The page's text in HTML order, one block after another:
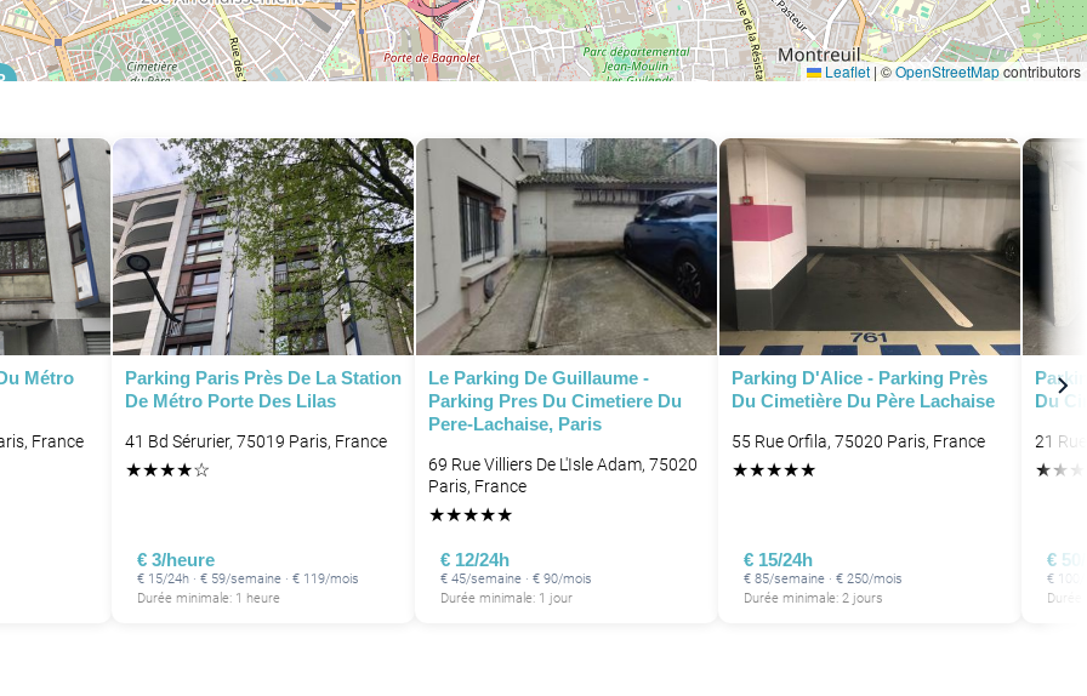
P
P
P
P
P
Leaflet |©OpenStreetMapcontributors
Métro
France
Parking Paris Près De La Station
De Métro Porte Des Lilas
41 Bd Sérurier, 75019 Paris, France
★★★★☆
€ 3/heure
€ 15/24h · € 59/semaine · € 119/mois
Durée minimale: 1 heure
Le Parking De Guillaume -
Parking Pres Du Cimetiere Du
Pere-Lachaise, Paris
69 Rue Villiers De L'Isle Adam, 75020
Paris, France
★★★★★
€ 12/24h
€ 45/semaine · € 90/mois
Durée minimale: 1 jour
Parking D'Alice - Parking Près
Du Cimetière Du Père Lachaise
55 Rue Orfila, 75020 Paris, France
★★★★★
€ 15/24h
€ 85/semaine · € 250/mois
Durée minimale: 2 jours
Du
21
★★ ★
€
€
Durée